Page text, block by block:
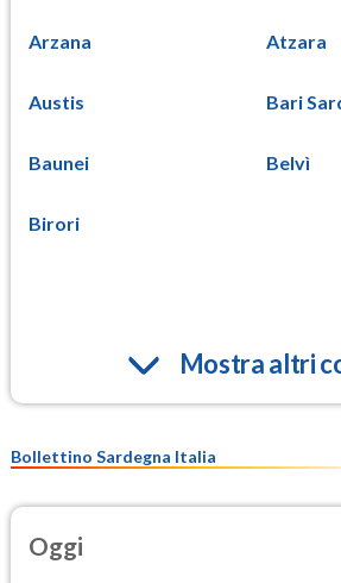
Arzana Atzara
Austis Bari
Baunei Belvì
Birori
Mostra altri
Bollettino Sardegna Italia
Oggi